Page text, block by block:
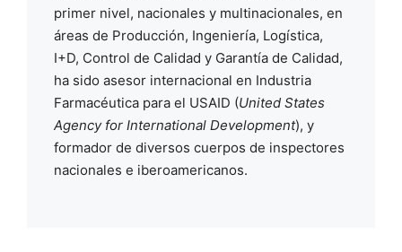
primer nivel, nacionales y multinacionales, en
áreas de Producción, Ingeniería, Logística,
I+D, Control de Calidad y Garantía de Calidad,
ha sido asesor internacional en Industria
Farmacéutica para el USAID (United States
Agency for International Development), y
formador de diversos cuerpos de inspectores
nacionales e iberoamericanos.